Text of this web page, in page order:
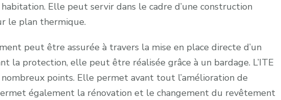
Elle peut servir dans le cadre d’une construction
le plan thermique.
peut être assurée à travers la mise en place directe d’un
la protection, elle peut être réalisée grâce à un bardage. L’ITE
points. Elle permet avant tout l’amélioration de
également la rénovation et le changement du revêtement